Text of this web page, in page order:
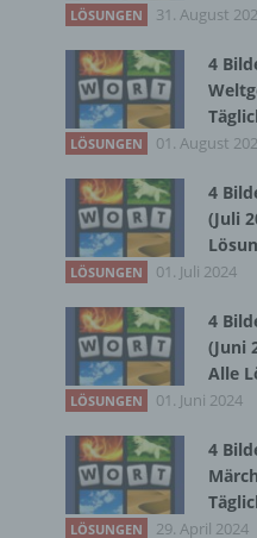
LÖSUNGEN 31. August
4
LÖSUNGEN 01. August
4
(Juli
LÖSUNGEN 01. Juli 2024
4
(Juni
Alle
LÖSUNGEN 01. Juni 2024
4
LÖSUNGEN 29. April 2024